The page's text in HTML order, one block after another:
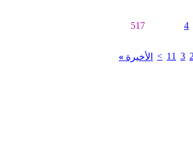
4
517
2
3
11
> الأخيرة »